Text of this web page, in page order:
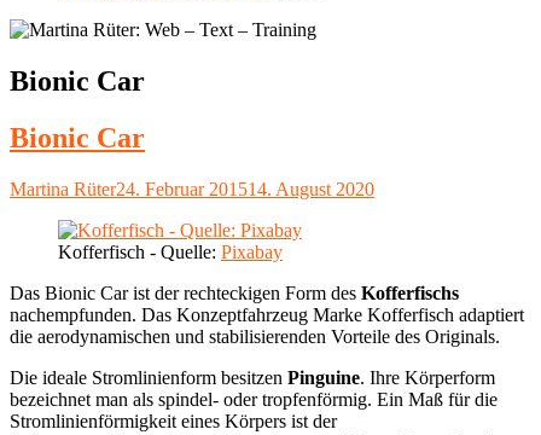
Schlagwort:
Bionic Car
Bionic Car
Autor
Martina RüterVeröffentlicht
24. Februar 201514. August 2020
Kofferfisch - Quelle: Pixabay
Das Bionic Car ist der rechteckigen Form des Kofferfischs
nachempfunden. Das Konzeptfahrzeug Marke Kofferfisch adaptiert
die aerodynamischen und stabilisierenden Vorteile des Originals.
Die ideale Stromlinienform besitzen Pinguine. Ihre Körperform
bezeichnet man als spindel- oder tropfenförmig. Ein Maß für die
Stromlinienförmigkeit eines Körpers ist der